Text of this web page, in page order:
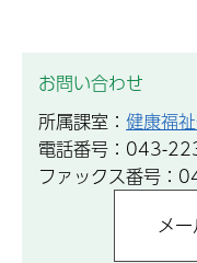
お問い合わせ
所属課室： 健康福
電話番号：043-
ファックス番号